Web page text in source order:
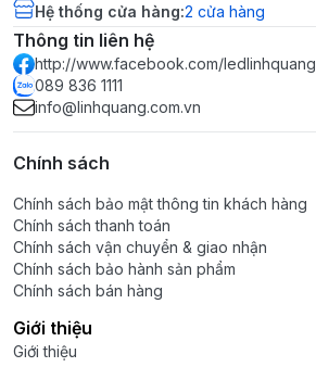
Hệ thống cửa hàng:2 cửa hàng
Thông tin liên hệ
http://www.facebook.com/ledlinhquang
089 836 1111
info@linhquang.com.vn
Chính sách
Chính sách bảo mật thông tin khách hàng
Chính sách thanh toán
Chính sách vận chuyển & giao nhận
Chính sách bảo hành sản phẩm
Chính sách bán hàng
Giới thiệu
Giới thiệu